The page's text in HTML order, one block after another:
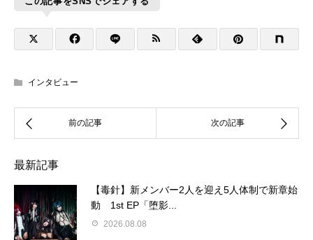
インタビュー
最新記事
【毒針】新メンバー2人を迎え5人体制で新章始
動 1st EP「堕影...
2026.08.08